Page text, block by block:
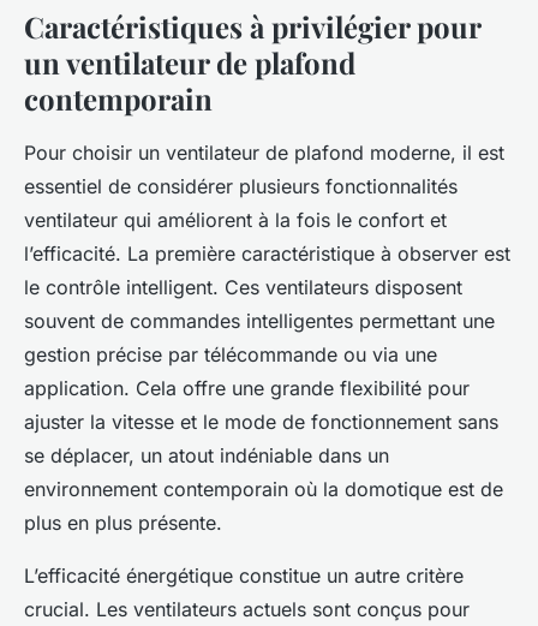
Caractéristiques à privilégier pour
un ventilateur de plafond
contemporain
Pour choisir un ventilateur de plafond moderne, il est
essentiel de considérer plusieurs fonctionnalités
ventilateur qui améliorent à la fois le confort et
l’efficacité. La première caractéristique à observer est
le contrôle intelligent. Ces ventilateurs disposent
souvent de commandes intelligentes permettant une
gestion précise par télécommande ou via une
application. Cela offre une grande flexibilité pour
ajuster la vitesse et le mode de fonctionnement sans
se déplacer, un atout indéniable dans un
environnement contemporain où la domotique est de
plus en plus présente.
L’efficacité énergétique constitue un autre critère
crucial. Les ventilateurs actuels sont conçus pour